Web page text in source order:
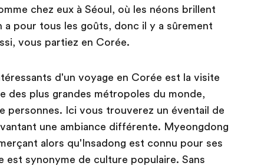
chez eux à Séoul, où les néons brillent
a pour tous les goûts, donc il y a sûrement
vous partiez en Corée.
d'un voyage en Corée est la visite
des plus grandes métropoles du monde,
personnes. Ici vous trouverez un éventail de
une ambiance différente. Myeongdong
alors qu'Insadong est connu pour ses
est synonyme de culture populaire. Sans